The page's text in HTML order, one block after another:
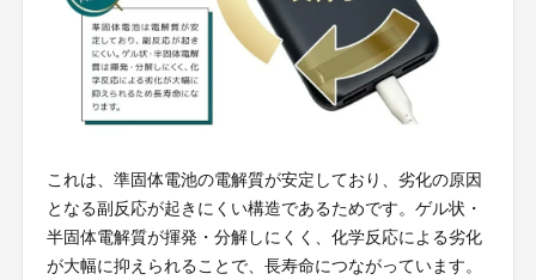
これは、準固体電池の電解質が安定しており、劣化の原因
となる副反応が起きにくい構造であるためです。ゲル状・
半固体電解質が揮発・分解しにくく、化学反応による劣化
が大幅に抑えられることで、長寿命につながっています。